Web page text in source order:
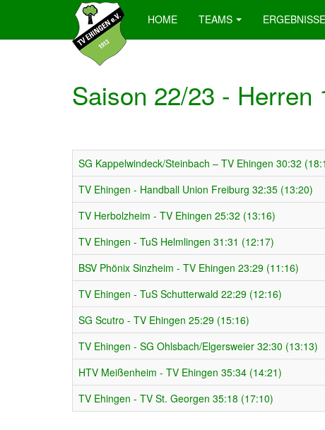
HOME TEAMS ERGEBNISSE
Saison 22/23 - Herren
SG Kappelwindeck/Steinbach – TV Ehingen 30:32
TV Ehingen - Handball Union Freiburg 32:35 (13:20)
TV Herbolzheim - TV Ehingen 25:32 (13:16)
TV Ehingen - TuS Helmlingen 31:31 (12:17)
BSV Phönix Sinzheim - TV Ehingen 23:29 (11:16)
TV Ehingen - TuS Schutterwald 22:29 (12:16)
SG Scutro - TV Ehingen 25:29 (15:16)
TV Ehingen - SG Ohlsbach/Elgersweier 32:30 (13:13)
HTV Meißenheim - TV Ehingen 35:34 (14:21)
TV Ehingen - TV St. Georgen 35:18 (17:10)